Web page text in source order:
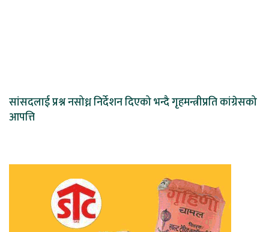
सांसदलाई प्रश्न नसोध्न निर्देशन दिएको भन्दै गृहमन्त्रीप्रति कांग्रेसको
आपत्ति